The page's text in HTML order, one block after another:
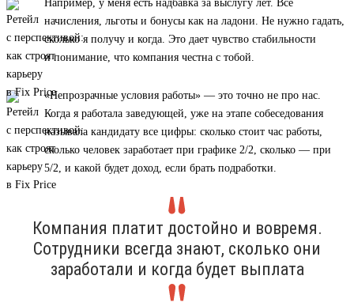
Например, у меня есть надбавка за выслугу лет. Все
начисления, льготы и бонусы как на ладони. Не нужно гадать,
сколько я получу и когда. Это дает чувство стабильности
и понимание, что компания честна с тобой.
«Непрозрачные условия работы» — это точно не про нас.
Когда я работала заведующей, уже на этапе собеседования
называла кандидату все цифры: сколько стоит час работы,
сколько человек заработает при графике 2/2, сколько — при
5/2, и какой будет доход, если брать подработки.
Компания платит достойно и вовремя.
Сотрудники всегда знают, сколько они
заработали и когда будет выплата